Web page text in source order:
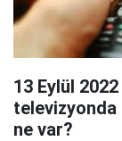
13 Eylül 2022
televizyonda
ne var?